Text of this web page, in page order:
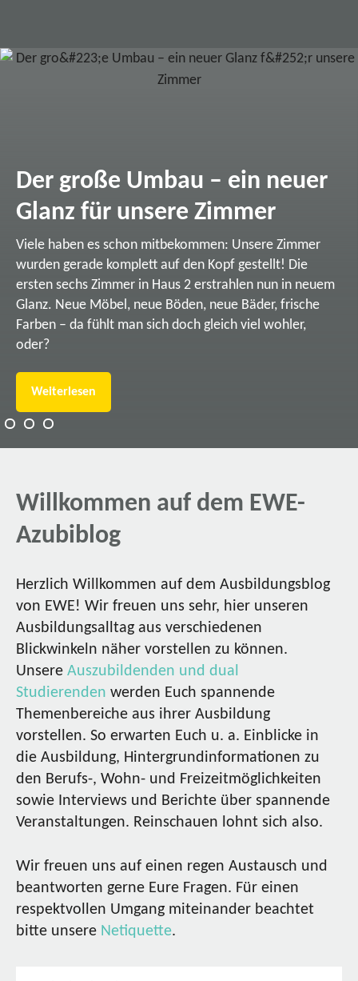
Der große Umbau – ein neuer
Glanz für unsere Zimmer
Viele haben es schon mitbekommen: Unsere Zimmer
wurden gerade komplett auf den Kopf gestellt! Die
ersten sechs Zimmer in Haus 2 erstrahlen nun in neuem
Glanz. Neue Möbel, neue Böden, neue Bäder, frische
Farben – da fühlt man sich doch gleich viel wohler,
oder?
Weiterlesen
Willkommen auf dem EWE-
Azubiblog
Herzlich Willkommen auf dem Ausbildungsblog
von EWE! Wir freuen uns sehr, hier unseren
Ausbildungsalltag aus verschiedenen
Blickwinkeln näher vorstellen zu können.
Unsere Auszubildenden und dual
Studierenden werden Euch spannende
Themenbereiche aus ihrer Ausbildung
vorstellen. So erwarten Euch u. a. Einblicke in
die Ausbildung, Hintergrundinformationen zu
den Berufs-, Wohn- und Freizeitmöglichkeiten
sowie Interviews und Berichte über spannende
Veranstaltungen. Reinschauen lohnt sich also.
Wir freuen uns auf einen regen Austausch und
beantworten gerne Eure Fragen. Für einen
respektvollen Umgang miteinander beachtet
bitte unsere Netiquette.